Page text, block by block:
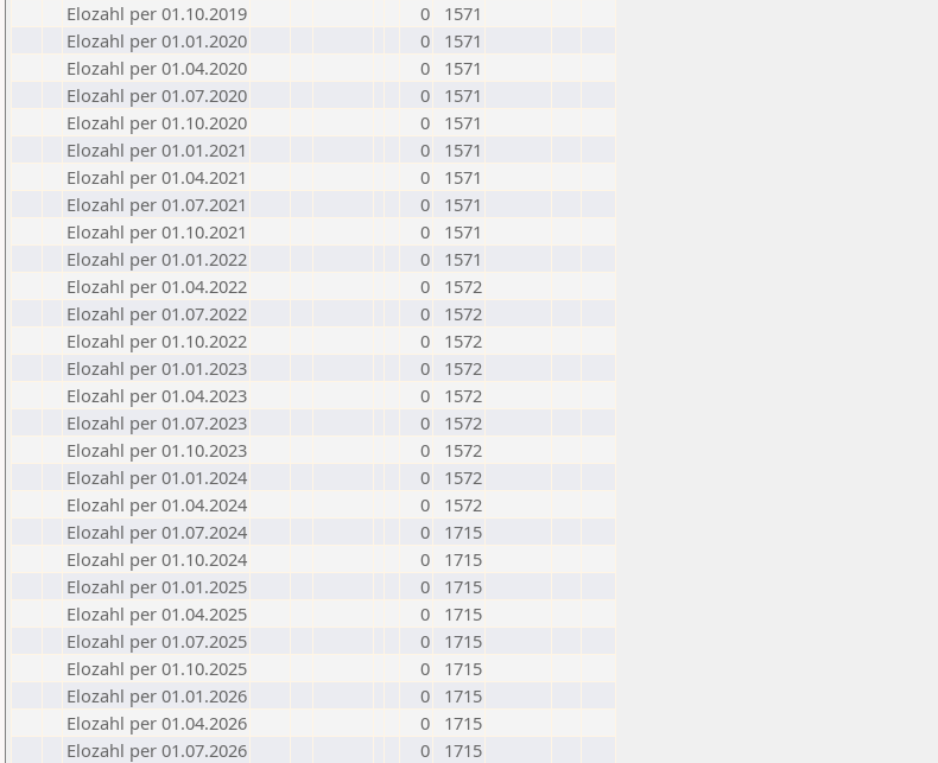
Elozahl per 01.10.2019
0
1571
Elozahl per 01.01.2020
0
1571
Elozahl per 01.04.2020
0
1571
Elozahl per 01.07.2020
0
1571
Elozahl per 01.10.2020
0
1571
Elozahl per 01.01.2021
0
1571
Elozahl per 01.04.2021
0
1571
Elozahl per 01.07.2021
0
1571
Elozahl per 01.10.2021
0
1571
Elozahl per 01.01.2022
0
1571
Elozahl per 01.04.2022
0
1572
Elozahl per 01.07.2022
0
1572
Elozahl per 01.10.2022
0
1572
Elozahl per 01.01.2023
0
1572
Elozahl per 01.04.2023
0
1572
Elozahl per 01.07.2023
0
1572
Elozahl per 01.10.2023
0
1572
Elozahl per 01.01.2024
0
1572
Elozahl per 01.04.2024
0
1572
Elozahl per 01.07.2024
0
1715
Elozahl per 01.10.2024
0
1715
Elozahl per 01.01.2025
0
1715
Elozahl per 01.04.2025
0
1715
Elozahl per 01.07.2025
0
1715
Elozahl per 01.10.2025
0
1715
Elozahl per 01.01.2026
0
1715
Elozahl per 01.04.2026
0
1715
Elozahl per 01.07.2026
0 1715